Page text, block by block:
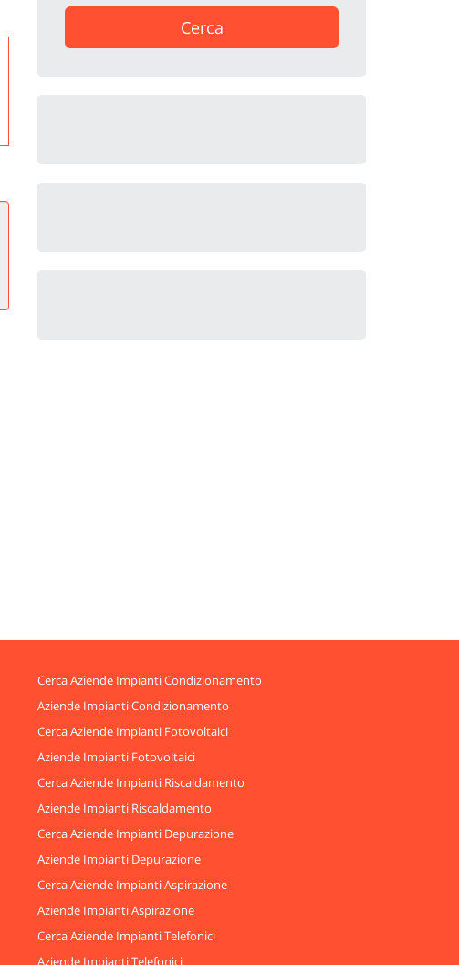
Cerca
Cerca Aziende Impianti Condizionamento
Aziende Impianti Condizionamento
Cerca Aziende Impianti Fotovoltaici
Aziende Impianti Fotovoltaici
Cerca Aziende Impianti Riscaldamento
Aziende Impianti Riscaldamento
Cerca Aziende Impianti Depurazione
Aziende Impianti Depurazione
Cerca Aziende Impianti Aspirazione
Aziende Impianti Aspirazione
Cerca Aziende Impianti Telefonici
Aziende Impianti Telefonici